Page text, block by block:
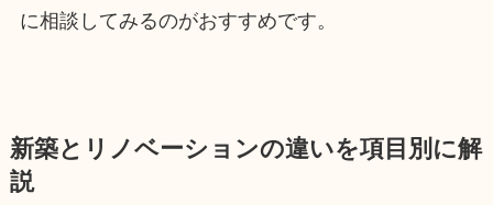
に相談してみるのがおすすめです。
新築とリノベーションの違いを項目別に解
説